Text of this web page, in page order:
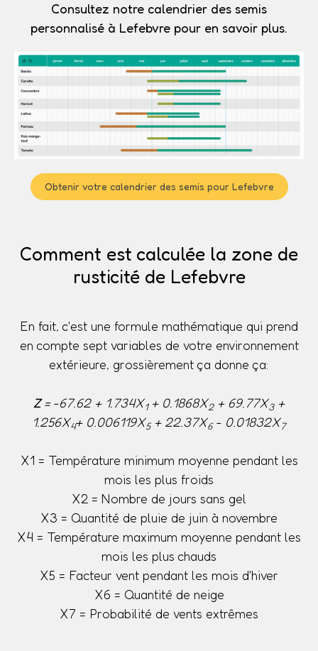
Consultez notre calendrier des semis
personnalisé à Lefebvre pour en savoir plus.
Obtenir votre calendrier des semis pour Lefebvre
Comment est calculée la zone de
rusticité de Lefebvre
En fait, c'est une formule mathématique qui prend
en compte sept variables de votre environnement
extérieure, grossièrement ça donne ça:
Z= -67.62 + 1.734X1+ 0.1868X2+ 69.77X3+
1.256X4+ 0.006119X5+ 22.37X6- 0.01832X7
X1 = Température minimum moyenne pendant les
mois les plus froids
X2 = Nombre de jours sans gel
X3 = Quantité de pluie de juin à novembre
X4 = Température maximum moyenne pendant les
mois les plus chauds
X5 = Facteur vent pendant les mois d'hiver
X6 = Quantité de neige
X7 = Probabilité de vents extrêmes